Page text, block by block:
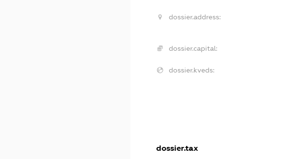
dossier.address:
dossier.capital:
dossier.kveds:
dossier.tax